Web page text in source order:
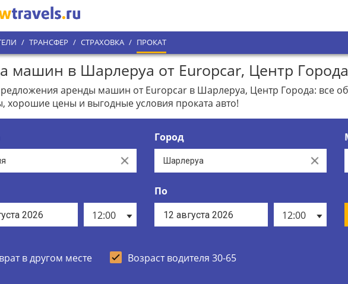
/ ТРАНСФЕР / СТРАХОВКА / ПРОКАТ
машин в Шарлеруа от Europcar, Центр Города
аренды машин от Europcar в Шарлеруа, Центр Города: все
хорошие цены и выгодные условия проката авто!
Clear
Город
Clear
12:00
По
12:00
в другом месте Возраст водителя 30-65